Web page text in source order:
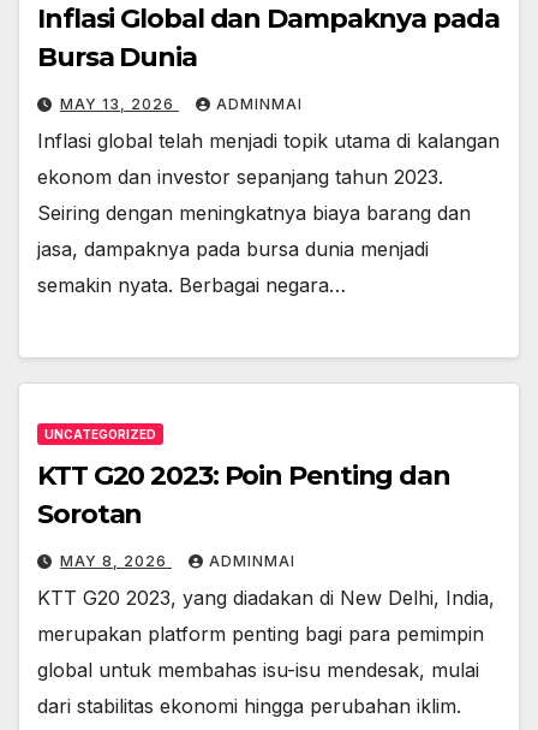
Inflasi Global dan Dampaknya pada
Bursa Dunia
MAY 13, 2026 ADMINMAI
Inflasi global telah menjadi topik utama di kalangan
ekonom dan investor sepanjang tahun 2023.
Seiring dengan meningkatnya biaya barang dan
jasa, dampaknya pada bursa dunia menjadi
semakin nyata. Berbagai negara…
UNCATEGORIZED
KTT G20 2023: Poin Penting dan
Sorotan
MAY 8, 2026 ADMINMAI
KTT G20 2023, yang diadakan di New Delhi, India,
merupakan platform penting bagi para pemimpin
global untuk membahas isu-isu mendesak, mulai
dari stabilitas ekonomi hingga perubahan iklim.